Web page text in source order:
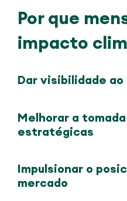
Por que
impacto
Dar visibilidade
Melhorar a
estratégicas
Impulsionar o
mercado